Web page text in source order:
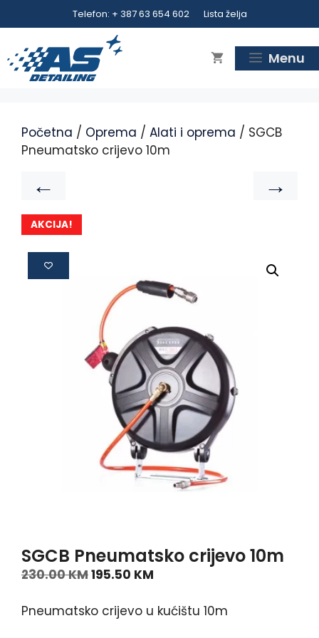
Telefon: + 387 63 654 602 Lista želja
Menu
Početna / Oprema / Alati i oprema / SGCB
Pneumatsko crijevo 10m
← →
AKCIJA!
SGCB Pneumatsko crijevo 10m
230.00KM195.50 KM
Pneumatsko crijevo u kućištu 10m